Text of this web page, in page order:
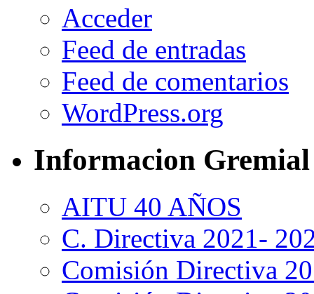
Acceder
Feed de entradas
Feed de comentarios
WordPress.org
Informacion Gremial
AITU 40 AÑOS
C. Directiva 2021-
Comisión Directiva